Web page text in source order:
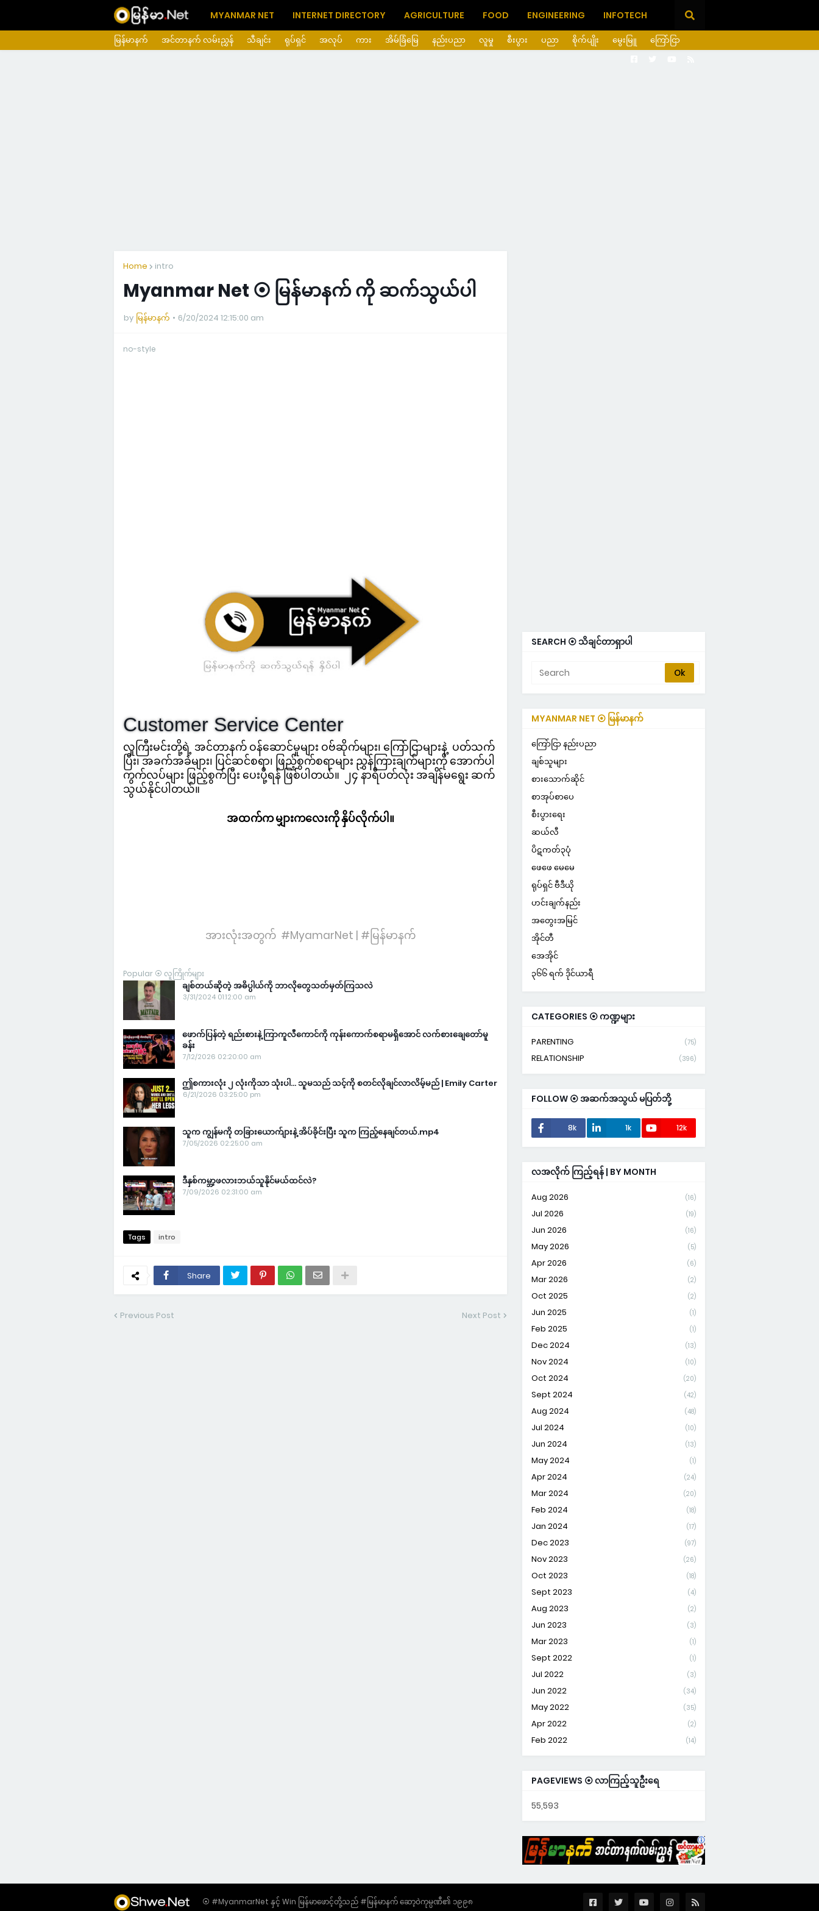
MYANMAR NET INTERNET DIRECTORY AGRICULTURE FOOD ENGINEERING INFOTECH
မြန်မာနက် အင်တာနက် လမ်းညွှန် သီချင်း ရုပ်ရှင် အလုပ် ကား အိမ်ခြံမြေ နည်းပညာ လူမှု စီးပွား ပညာ စိုက်ပျိုး မွေးမြူ ကြော်ငြာ
Home intro
Myanmar Net ⦿ မြန်မာနက် ကို ဆက်သွယ်ပါ
by မြန်မာနက် 6/20/2024 12:15:00 am
no-style
Customer Service Center
လူကြီးမင်းတို့ရဲ့ အင်တာနက် ဝန်ဆောင်မှုများ ဝဗ်ဆိုက်များ၊ ‌ကြော်ငြာများနဲ့ ပတ်သက်
ပြီး၊ အခက်အခဲများ၊ ပြင်ဆင်စရာ၊ ဖြည့်စွက်စရာများ ညွှန်ကြားချက်များကို အောက်ပါ
ကွက်လပ်များ ဖြည့်စွက်ပြီး ပေးပို့ရန် ဖြစ်ပါတယ်။ ၂၄ နာရီပတ်လုံး အချိန်မရွေး ဆက်
သွယ်နိုင်ပါတယ်။
အထက်က မျှားကလေးကို နှိပ်လိုက်ပါ။
အားလုံးအတွက် #MyamarNet | #မြန်မာနက်
Popular ⦿ လူကြိုက်များ
ချစ်တယ်ဆိုတဲ့ အဓိပ္ပါယ်ကို ဘာလိုတွေသတ်မှတ်ကြသလဲ
3/31/2024 01:12:00 am
ဖောက်ပြန်တဲ့ ရည်းစားနဲ့ ကြာကူလီကောင်ကို ကုန်းကောက်စရာမရှိအောင် လက်စားချေတော်မူ
ခန်း
7/12/2026 02:20:00 am
ဤစကားလုံး ၂ လုံးကိုသာ သုံးပါ… သူမသည် သင့်ကို စတင်လိုချင်လာလိမ့်မည် | Emily Carter
6/21/2026 03:25:00 pm
သူက ကျွန်မကို တခြားယောက်ျားနဲ့ အိပ်ခိုင်းပြီး သူက ကြည့်နေချင်တယ်.mp4
7/05/2026 02:25:00 am
ဒီနှစ်ကမ္ဘာ့ဖလားဘယ်သူနိုင်မယ်ထင်လဲ?
7/09/2026 02:31:00 am
Tags intro
Share
Previous Post Next Post
SEARCH ⦿ သိချင်တာရှာပါ
MYANMAR NET ⦿ မြန်မာနက်
NO-STYLE
ကြော်ငြာ နည်းပညာ
ချစ်သူများ
စားသောက်ဆိုင်
စာအုပ်စာပေ
စီးပွားရေး
ဆယ်လီ
ပိဋကတ်၃ပုံ
ဖေဖေ မေမေ
ရုပ်ရှင် ဗီဒီယို
ဟင်းချက်နည်း
အတွေးအမြင်
အိုင်တီ
အေအိုင်
၃၆၆ ရက် ဒိုင်ယာရီ
CATEGORIES ⦿ ကဏ္ဍများ
PARENTING (75)
RELATIONSHIP (396)
FOLLOW ⦿ အဆက်အသွယ် မပြတ်ဘို့
8k 1k 12k
လအလိုက် ကြည့်ရန် | BY MONTH
Aug 2026 (16)
Jul 2026 (19)
Jun 2026 (16)
May 2026 (5)
Apr 2026 (6)
Mar 2026 (2)
Oct 2025 (2)
Jun 2025 (1)
Feb 2025 (1)
Dec 2024 (13)
Nov 2024 (10)
Oct 2024 (20)
Sept 2024 (42)
Aug 2024 (48)
Jul 2024 (10)
Jun 2024 (13)
May 2024 (1)
Apr 2024 (24)
Mar 2024 (20)
Feb 2024 (18)
Jan 2024 (17)
Dec 2023 (97)
Nov 2023 (26)
Oct 2023 (18)
Sept 2023 (4)
Aug 2023 (2)
Jun 2023 (3)
Mar 2023 (1)
Sept 2022 (1)
Jul 2022 (3)
Jun 2022 (34)
May 2022 (35)
Apr 2022 (2)
Feb 2022 (14)
PAGEVIEWS ⦿ လာကြည့်သူဦးရေ
55,593
⦿ #MyanmarNet နှင့် Win မြန်မာဖောင့်တို့သည် #မြန်မာနက် ဆော့ဝဲကုမ္ပဏီ၏ ၁၉၉၈